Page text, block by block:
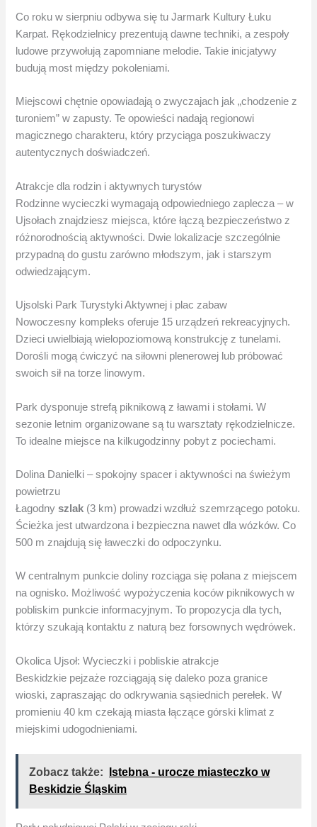
Co roku w sierpniu odbywa się tu Jarmark Kultury Łuku
Karpat. Rękodzielnicy prezentują dawne techniki, a zespoły
ludowe przywołują zapomniane melodie. Takie inicjatywy
budują most między pokoleniami.
Miejscowi chętnie opowiadają o zwyczajach jak „chodzenie z
turoniem” w zapusty. Te opowieści nadają regionowi
magicznego charakteru, który przyciąga poszukiwaczy
autentycznych doświadczeń.
Atrakcje dla rodzin i aktywnych turystów
Rodzinne wycieczki wymagają odpowiedniego zaplecza – w
Ujsołach znajdziesz miejsca, które łączą bezpieczeństwo z
różnorodnością aktywności. Dwie lokalizacje szczególnie
przypadną do gustu zarówno młodszym, jak i starszym
odwiedzającym.
Ujsolski Park Turystyki Aktywnej i plac zabaw
Nowoczesny kompleks oferuje 15 urządzeń rekreacyjnych.
Dzieci uwielbiają wielopoziomową konstrukcję z tunelami.
Dorośli mogą ćwiczyć na siłowni plenerowej lub próbować
swoich sił na torze linowym.
Park dysponuje strefą piknikową z ławami i stołami. W
sezonie letnim organizowane są tu warsztaty rękodzielnicze.
To idealne miejsce na kilkugodzinny pobyt z pociechami.
Dolina Danielki – spokojny spacer i aktywności na świeżym
powietrzu
Łagodnyszlak (3 km) prowadzi wzdłuż szemrzącego potoku.
Ścieżka jest utwardzona i bezpieczna nawet dla wózków. Co
500 m znajdują się ławeczki do odpoczynku.
W centralnym punkcie doliny rozciąga się polana z miejscem
na ognisko. Możliwość wypożyczenia koców piknikowych w
pobliskim punkcie informacyjnym. To propozycja dla tych,
którzy szukają kontaktu z naturą bez forsownych wędrówek.
Okolica Ujsoł: Wycieczki i pobliskie atrakcje
Beskidzkie pejzaże rozciągają się daleko poza granice
wioski, zapraszając do odkrywania sąsiednich perełek. W
promieniu 40 km czekają miasta łączące górski klimat z
miejskimi udogodnieniami.
Zobacz także:
Istebna - urocze miasteczko w
Beskidzie Śląskim